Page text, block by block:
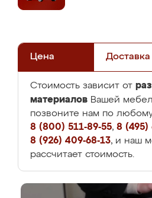
Цена Доставка
Стоимость зависит от
материалов Вашей
позвоните нам по
8 (800) 511-89-55, 8 (495)
8 (926) 409-68-13, и наш
рассчитает стоимость.